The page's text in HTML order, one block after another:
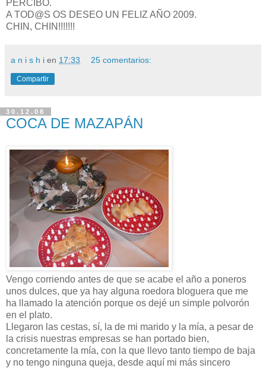
PERCIBO.
A TOD@S OS DESEO UN FELIZ AÑO 2009.
CHIN, CHIN!!!!!!!
a n i s h i en 17:33 25 comentarios:
Compartir
30.12.08
COCA DE MAZAPÁN
Vengo corriendo antes de que se acabe el año a poneros
unos dulces, que ya hay alguna roedora bloguera que me
ha llamado la atención porque os dejé un simple polvorón
en el plato.
Llegaron las cestas, sí, la de mi marido y la mía, a pesar de
la crisis nuestras empresas se han portado bien,
concretamente la mía, con la que llevo tanto tiempo de baja
y no tengo ninguna queja, desde aquí mi más sincero